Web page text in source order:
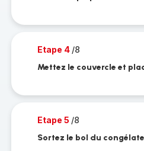
Etape 4 /8
Mettez le couvercle et
Etape 5 /8
Sortez le bol du